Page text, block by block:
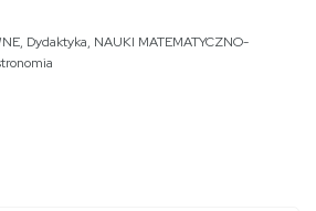
, Dydaktyka, NAUKI MATEMATYCZNO-